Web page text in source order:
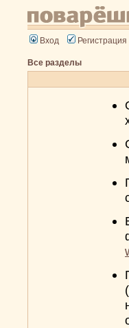
Вход Регистрация
Все разделы